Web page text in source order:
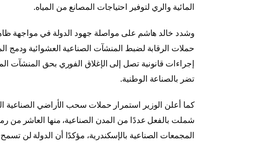
المائية والري لتوفير احتياجات المصانع من المياه.
وشدد خالد هاشم على مواصلة جهود الدولة في مواجهة
حملات الرقابة لضبط المنشآت الصناعية العشوائية ودمج
إجراءات قانونية تصل إلى الإغلاق الفوري بحق
تضر بالصناعة الوطنية.
كما أعلن الوزير استمرار حملات سحب الأراضي الصناعية
شملت بالفعل عددًا من المدن الصناعية، منها العاشر من
المجمعات الصناعية بالإسكندرية، مؤكدًا أن الدولة لن